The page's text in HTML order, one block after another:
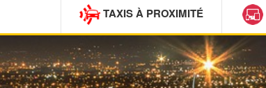
TAXIS À PROXIMITÉ